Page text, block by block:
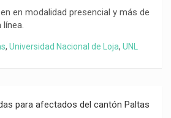
en modalidad presencial y más de
línea.
, Universidad Nacional de Loja, UNL
para afectados del cantón Paltas